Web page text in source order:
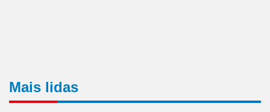
Mais lidas